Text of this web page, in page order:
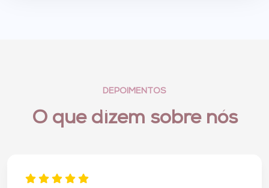
DEPOIMENTOS
O que dizem sobre nós